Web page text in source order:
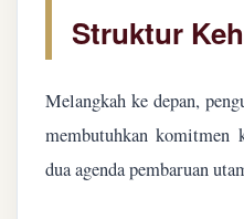
Struktur
Melangkah ke depan,
membutuhkan komitmen
dua agenda pembaruan